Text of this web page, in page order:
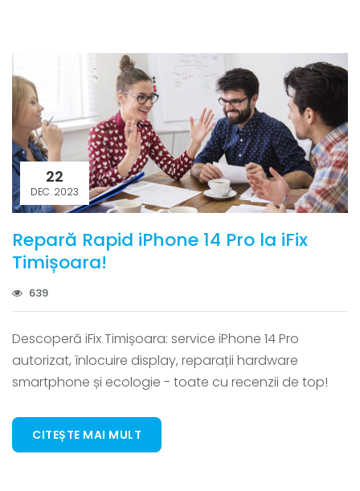
22
DEC. 2023
Repară Rapid iPhone 14 Pro la iFix
Timișoara!
639
Descoperă iFix Timișoara: service iPhone 14 Pro
autorizat, înlocuire display, reparații hardware
smartphone și ecologie - toate cu recenzii de top!
CITEȘTE MAI MULT